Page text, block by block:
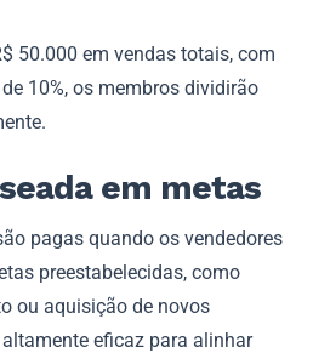
50.000 em vendas totais, com
10%, os membros dividirão
em metas
pagas quando os vendedores
preestabelecidas, como
ou aquisição de novos
eficaz para alinhar